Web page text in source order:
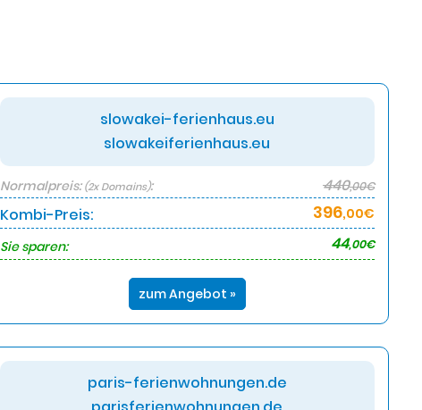
slowakei-ferienhaus.eu
slowakeiferienhaus.eu
Normalpreis:(2x Domains): 440,00€
Kombi-Preis: 396,00€
Sie sparen:
44,00€
zum Angebot »
paris-ferienwohnungen.de